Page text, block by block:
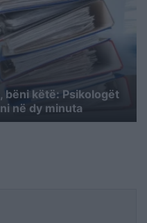
bëni këtë: Psikologët
në dy minuta